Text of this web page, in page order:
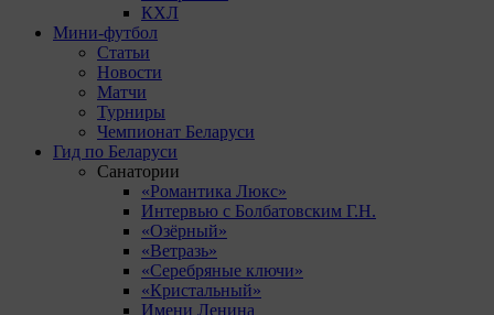
КХЛ
Мини-футбол
Статьи
Новости
Матчи
Турниры
Чемпионат Беларуси
Гид по Беларуси
Санатории
«Романтика Люкс»
Интервью с Болбатовским Г.Н.
«Озёрный»
«Ветразь»
«Серебряные ключи»
«Кристальный»
Имени Ленина